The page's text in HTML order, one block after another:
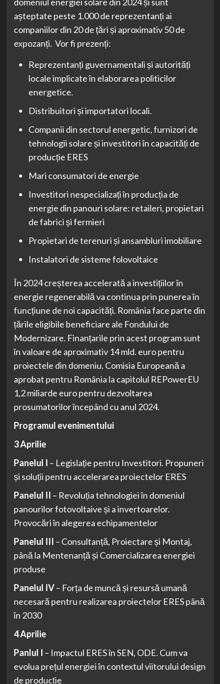
așteptate peste 1.000 de reprezentanți ai
companiilor din 20 de țări și aproximativ 50 de
expozanți. Vor fi prezenți:
Reprezentanți guvernamentali și autorități
locale implicate în elaborarea politicilor
energetice.
Distribuitori și importatori locali.
Companii din sectorul energetic, furnizori de
tehnologii solare și investitori în capacități de
producție ERES
Mari consumatori de energie
Investitori nespecializați în producția de
energie din panouri solare: retaileri, propietari
de fabrici și fermieri
Propietari de terenuri și ansambluri imobiliare
Instalatori de sisteme folovoltaice
În 2024 creșterea accelerată a investițiilor în
energie regenerabilă va continua prin punerea în
funcțiune de noi capacități. România face parte din
țările eligibile beneficiare ale Fondului de
Modernizare. Finanțarile prin acest program sunt
în valoare de aproximativ 14 mld. euro pentru
proiectele din domeniu. Comisia Europeană a
aprobat pentru România la capitolul REPowerEU
1,2 miliarde euro pentru dezvoltarea
prosumatorilor începând cu anul 2024.
Programul evenimentului
3 Aprilie
Panelul I – Legislație pentru Investitori. Propuneri
și soluții pentru accelerarea proiectelor ERES
Panelul II – Revoluția tehnologiei în domeniul
panourilor fotovoltaive și a invertoarelor.
Provocări în alegerea echipamentelor
Panelul III – Consultanță, Proiectare și Montaj,
până la Mentenanță și Comercializarea energiei
produse
Panelul IV– Forța de muncă și resursă umană
necesară pentru realizarea proiectelor ERES până
în 2030
4 Aprilie
Panlul I – Impactul ERES în SEN, ODE. Cum va
evolua prețul energiei în contextul viitorului design
de producție